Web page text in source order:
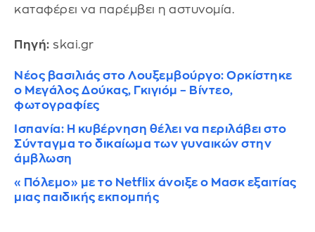
καταφέρει να παρέμβει η αστυνομία.
Πηγή: skai.gr
Νέος βασιλιάς στο Λουξεμβούργο: Ορκίστηκε
ο Μεγάλος Δούκας, Γκιγιόμ – Βίντεο,
φωτογραφίες
Ισπανία: Η κυβέρνηση θέλει να περιλάβει στο
Σύνταγμα το δικαίωμα των γυναικών στην
άμβλωση
«Πόλεμο» με το Netflix άνοιξε ο Μασκ εξαιτίας
μιας παιδικής εκπομπής